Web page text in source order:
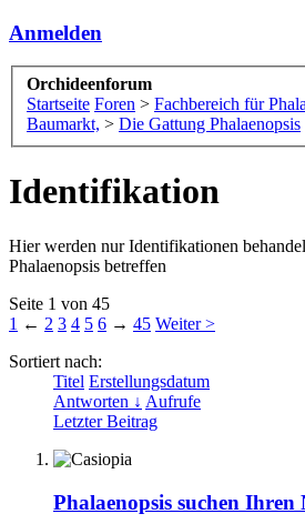
Anmelden
Orchideenforum
Startseite Foren > Fachbereich für
Baumarkt, > Die Gattung Phalaenopsis
Identifikation
Hier werden nur Identifikationen
Phalaenopsis betreffen
Seite 1 von 45
1 ← 2 3 4 5 6 → 45 Weiter >
Sortiert nach:
Titel Erstellungsdatum
Antworten ↓ Aufrufe
Letzter Beitrag
Phalaenopsis suchen Ihren